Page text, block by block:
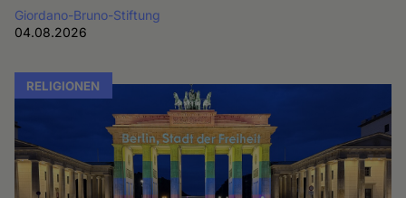
Giordano-Bruno-Stiftung
04.08.2026
RELIGIONEN